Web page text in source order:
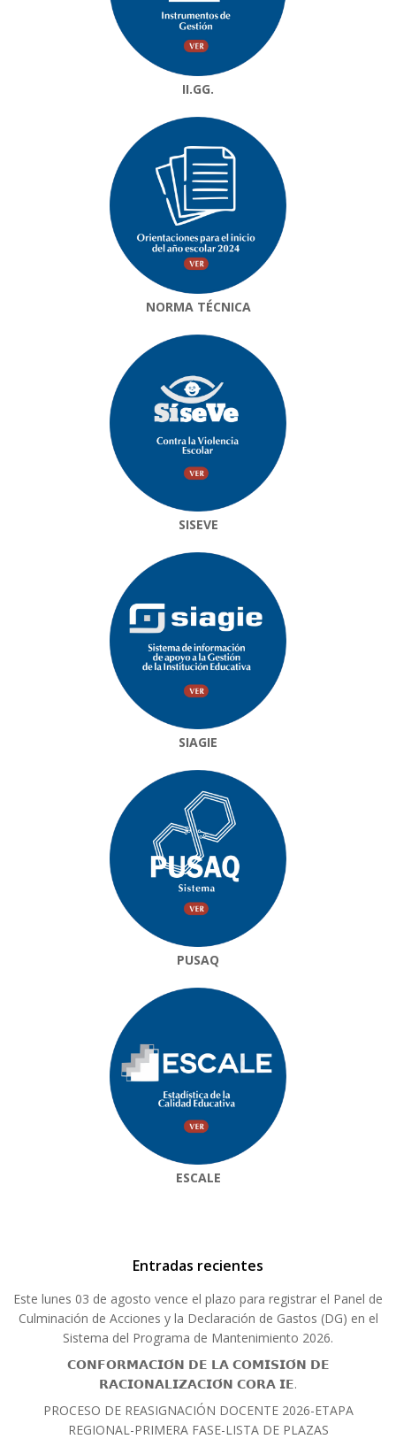
II.GG.
NORMA TÉCNICA
SISEVE
SIAGIE
PUSAQ
ESCALE
Entradas recientes
Este lunes 03 de agosto vence el plazo para registrar el Panel de
Culminación de Acciones y la Declaración de Gastos (DG) en el
Sistema del Programa de Mantenimiento 2026.
𝗖𝗢𝗡𝗙𝗢𝗥𝗠𝗔𝗖𝗜𝗢́𝗡 𝗗𝗘 𝗟𝗔 𝗖𝗢𝗠𝗜𝗦𝗜𝗢́𝗡 𝗗𝗘
𝗥𝗔𝗖𝗜𝗢𝗡𝗔𝗟𝗜𝗭𝗔𝗖𝗜𝗢́𝗡 𝗖𝗢𝗥𝗔 𝗜𝗘.
PROCESO DE REASIGNACIÓN DOCENTE 2026-ETAPA
REGIONAL-PRIMERA FASE-LISTA DE PLAZAS